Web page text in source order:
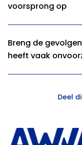
voorsprong op
Breng de
heeft vaak
Deel